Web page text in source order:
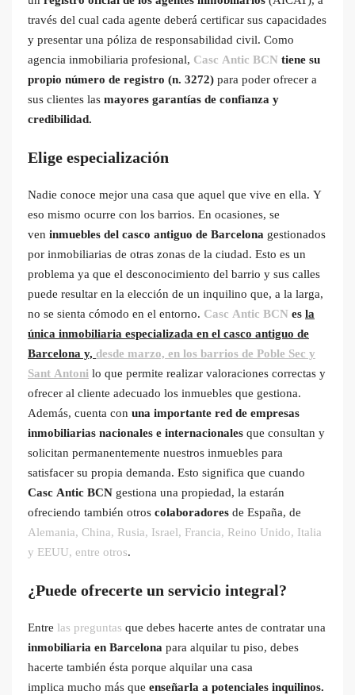
través del cual cada agente deberá certificar sus capacidades
y presentar una póliza de responsabilidad civil. Como
agencia inmobiliaria profesional, Casc Antic BCN tiene su
propio número de registro (n. 3272) para poder ofrecer a
sus clientes las mayores garantías de confianza y
credibilidad.
Elige especialización
Nadie conoce mejor una casa que aquel que vive en ella. Y
eso mismo ocurre con los barrios. En ocasiones, se
ven inmuebles del casco antiguo de Barcelona gestionados
por inmobiliarias de otras zonas de la ciudad. Esto es un
problema ya que el desconocimiento del barrio y sus calles
puede resultar en la elección de un inquilino que, a la larga,
no se sienta cómodo en el entorno. Casc Antic BCN es la
única inmobiliaria especializada en el casco antiguo de
Barcelona y, desde marzo, en los barrios de Poble Sec y
Sant Antoni lo que permite realizar valoraciones correctas y
ofrecer al cliente adecuado los inmuebles que gestiona.
Además, cuenta con una importante red de empresas
inmobiliarias nacionales e internacionales que consultan y
solicitan permanentemente nuestros inmuebles para
satisfacer su propia demanda. Esto significa que cuando
Casc Antic BCN gestiona una propiedad, la estarán
ofreciendo también otros colaboradores de España, de
Alemania, China, Rusia, Israel, Francia, Reino Unido, Italia
y EEUU, entre otros.
¿Puede ofrecerte un servicio integral?
Entre las preguntas que debes hacerte antes de contratar una
inmobiliaria en Barcelona para alquilar tu piso, debes
hacerte también ésta porque alquilar una casa
implica mucho más que enseñarla a potenciales inquilinos.